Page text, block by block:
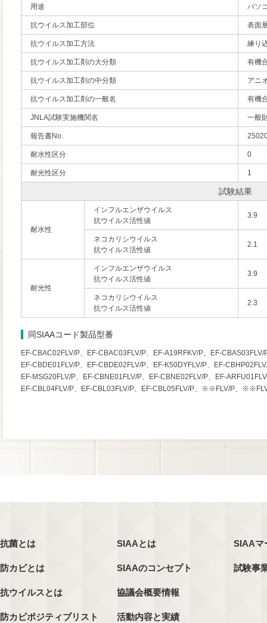
用途 パソ
抗ウイルス加工部位 表面
抗ウイルス加工方法 練り
抗ウイルス加工剤の大分類 有機
抗ウイルス加工剤の中分類 アニ
抗ウイルス加工剤の一般名 有機
JNLA試験実施機関名 一般
報告書No.
耐水性区分 0
耐光性区分 1
試験結果
耐水性
インフルエンザウイルス
抗ウイルス活性値
3.9
ネコカリシウイルス
抗ウイルス活性値
2.1
耐光性
インフルエンザウイルス
抗ウイルス活性値
3.9
ネコカリシウイルス
抗ウイルス活性値
2.3
同SIAAコード製品型番
EF-CBAC02FLV/P、EF-CBAC03FLV/P、EF-A19RFKV/P、EF-CBAS03FLV/
EF-CBDE01FLV/P、EF-CBDE02FLV/P、EF-K50DYFLV/P、EF-
EF-MSG20FLV/P、EF-CBNE01FLV/P、EF-CBNE02FLV/P、EF-
EF-CBL04FLV/P、EF-CBL03FLV/P、EF-CBL05FLV/P、※※FLV/P、
抗菌とは
防カビとは
抗ウイルスとは
防カビポジティブリスト
SIAAとは
SIAAのコンセプト
協議会概要情報
活動内容と実績
SIAAマ
試験事